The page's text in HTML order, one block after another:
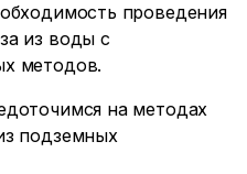
проведения
из воды с
методов.
на методах
подземных